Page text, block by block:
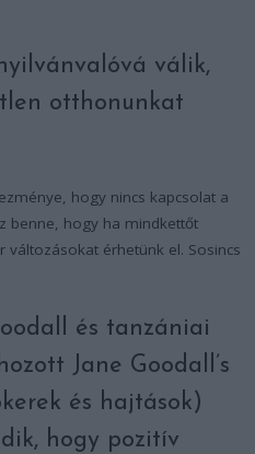
válik,
otthonunkat
hogy nincs kapcsolat a
benne, hogy ha mindkettőt
érhetünk el. Sosincs
és tanzániai
Jane Goodall’s
és hajtások)
hogy pozitív